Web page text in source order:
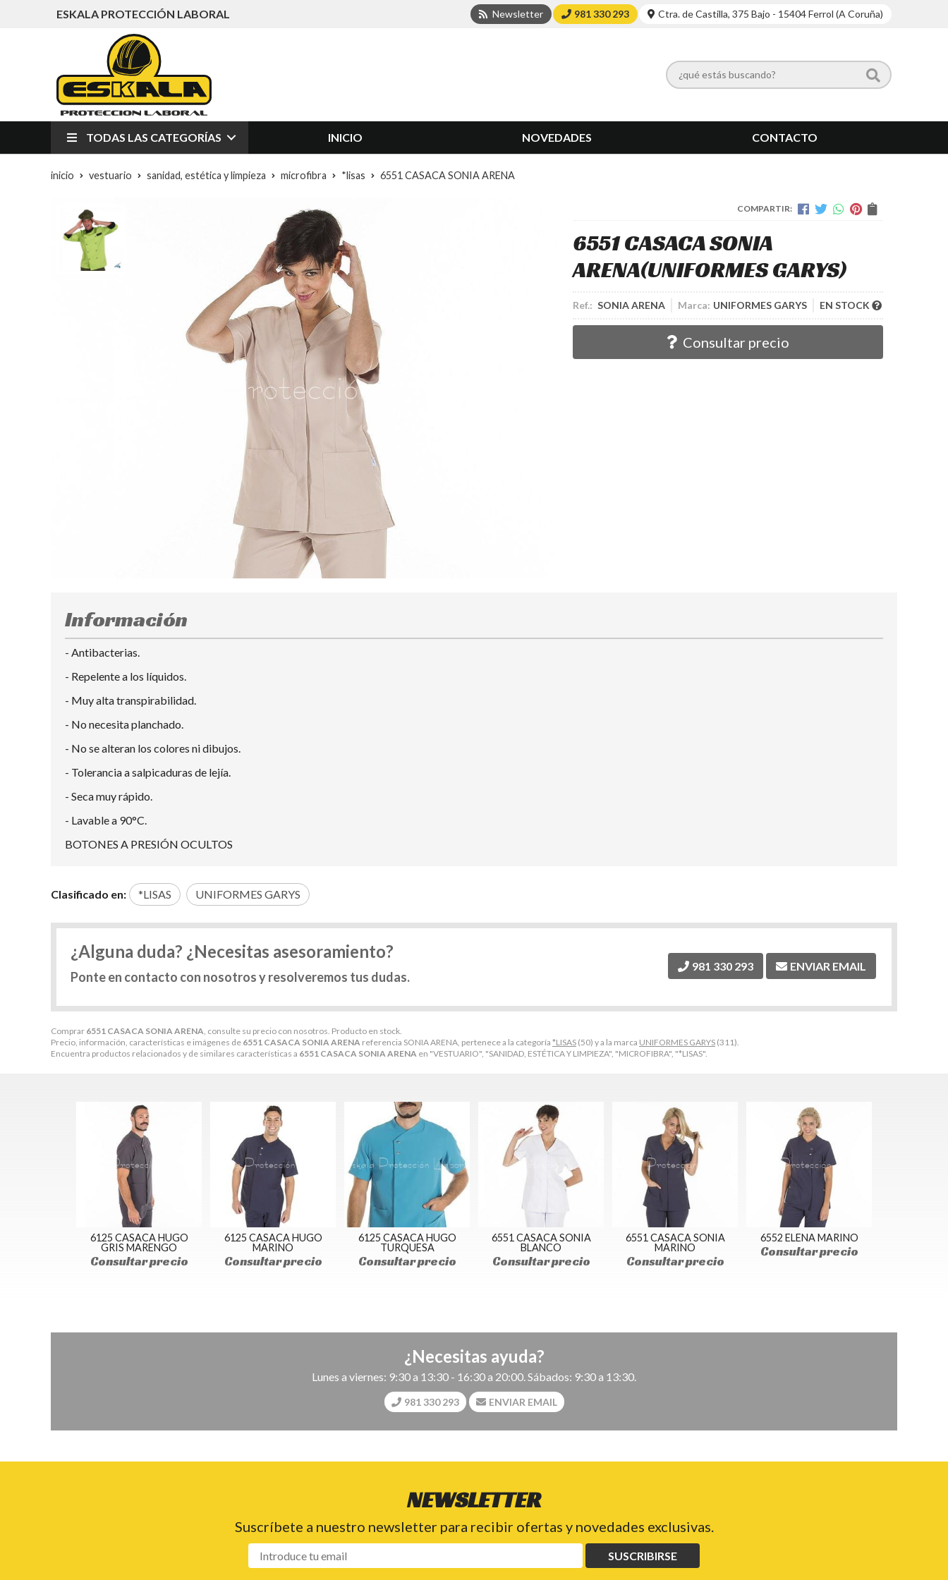
ESKALA PROTECCIÓN LABORAL Newsletter 981 330 293 Ctra. de Castilla, 375 Bajo - 15404 Ferrol (A Coruña)
TODAS LAS CATEGORÍAS INICIO NOVEDADES CONTACTO
inicio vestuario sanidad, estética y limpieza microfibra *lisas 6551 CASACA SONIA ARENA
COMPARTIR:
6551 CASACA SONIA
ARENA(UNIFORMES GARYS)
Ref.: SONIA ARENA Marca: UNIFORMES GARYS EN STOCK
Consultar precio
Comprar 6551 CASACA SONIA ARENA, consulte su precio con nosotros. Producto en stock.
Precio, información, características e imágenes de 6551 CASACA SONIA ARENA referencia SONIA ARENA, pertenece a la categoría *LISAS (50) y a la marca UNIFORMES GARYS (311).
Encuentra productos relacionados y de similares características a 6551 CASACA SONIA ARENA en "VESTUARIO", "SANIDAD, ESTÉTICA Y LIMPIEZA", "MICROFIBRA", "*LISAS".
Información
- Antibacterias.
- Repelente a los líquidos.
- Muy alta transpirabilidad.
- No necesita planchado.
- No se alteran los colores ni dibujos.
- Tolerancia a salpicaduras de lejía.
- Seca muy rápido.
- Lavable a 90°C.
BOTONES A PRESIÓN OCULTOS
Clasificado en: *LISAS UNIFORMES GARYS
¿Alguna duda? ¿Necesitas asesoramiento?
Ponte en contacto con nosotros y resolveremos tus dudas.
981 330 293 ENVIAR EMAIL
6125 CASACA HUGO
GRIS MARENGO
Consultar precio
6125 CASACA HUGO
MARINO
Consultar precio
6125 CASACA HUGO
TURQUESA
Consultar precio
6551 CASACA SONIA
BLANCO
Consultar precio
6551 CASACA SONIA
MARINO
Consultar precio
6552 ELENA MARINO
Consultar precio
¿Necesitas ayuda?
Lunes a viernes: 9:30 a 13:30 - 16:30 a 20:00. Sábados: 9:30 a 13:30.
981 330 293 ENVIAR EMAIL
NEWSLETTER
Suscríbete a nuestro newsletter para recibir ofertas y novedades exclusivas.
SUSCRIBIRSE